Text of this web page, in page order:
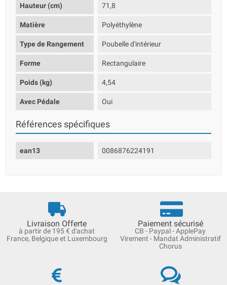
Hauteur (cm) 71,8
Matière Polyéthylène
Type de Rangement Poubelle d'intérieur
Forme Rectangulaire
Poids (kg) 4,54
Avec Pédale Oui
Références spécifiques
ean13 0086876224191
Livraison Offerte
à partir de 195 € d'achat
France, Belgique et Luxembourg
Paiement sécurisé
CB - Paypal - ApplePay
Virement - Mandat Administratif
Chorus